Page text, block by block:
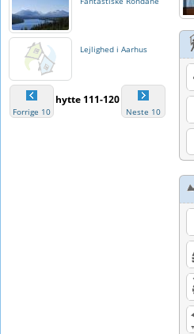
Lejlighed i Aarhus
Forrige 10
hytte 111-120
Neste 10